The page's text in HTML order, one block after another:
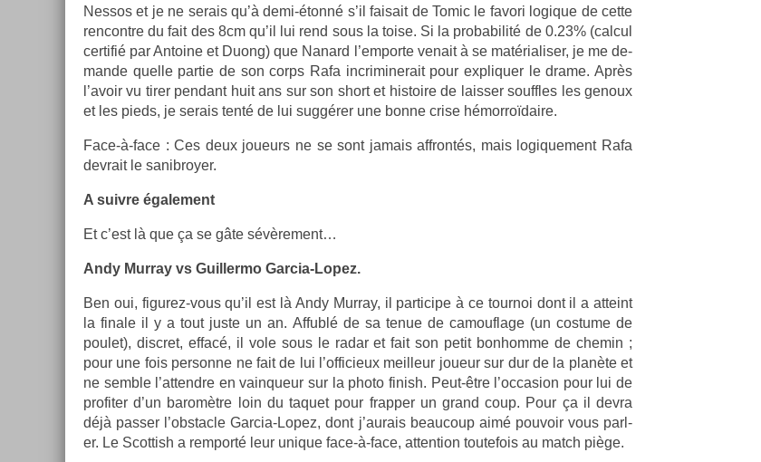
Nes­sos et je ne serais qu’à demi-étonné s’il faisait de Tomic le favori logique de cette
re­ncontre du fait des 8cm qu’il lui rend sous la toise. Si la pro­babilité de 0.23% (cal­cul
cer­tifié par An­toine et Duong) que Nanard l’em­porte venait à se matérialis­er, je me de­
man­de quel­le par­tie de son corps Rafa in­criminerait pour ex­pliqu­er le drame. Après
l’avoir vu tirer pen­dant huit ans sur son short et his­toire de laiss­er souffles les genoux
et les pieds, je serais tenté de lui suggérer une bonne crise hémorroïdaire.
Face-à-face : Ces deux joueurs ne se sont jamais affrontés, mais logique­ment Rafa
de­vrait le sanib­roy­er.
A suiv­re égale­ment
Et c’est là que ça se gâte sévère­ment…
Andy Mur­ray vs Guil­lermo Garcia-Lopez.
Ben oui, figurez-vous qu’il est là Andy Mur­ray, il par­ticipe à ce tour­noi dont il a at­teint
la fin­ale il y a tout juste un an. Af­fublé de sa tenue de camouf­lage (un co­stume de
poulet), dis­cret, effacé, il vole sous le radar et fait son petit bon­homme de chemin ;
pour une fois per­son­ne ne fait de lui l’of­ficieux meil­leur joueur sur dur de la planète et
ne semble l’at­tendre en vain­queur sur la photo fin­ish. Peut-être l’oc­cas­ion pour lui de
pro­fit­er d’un baromètre loin du taquet pour frapp­er un grand coup. Pour ça il devra
déjà pass­er l’obstac­le Garcia-Lopez, dont j’aurais be­aucoup aimé pouvoir vous parl­
er. Le Scot­tish a re­mporté leur uni­que face-à-face, at­ten­tion toutefois au match piège.